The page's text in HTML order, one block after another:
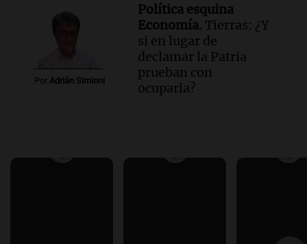
Por Adrián Simioni
Política esquina
Economía. Tierras: ¿Y
si en lugar de
declamar la Patria
prueban con
ocuparla?